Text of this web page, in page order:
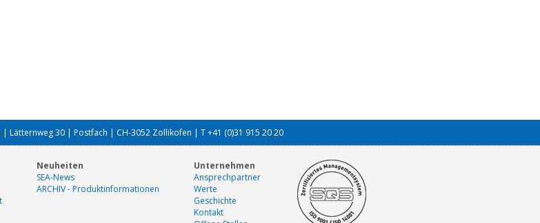
| Lätternweg 30 | Postfach | CH-3052 Zollikofen | T +41 (0)31 915 20 20
Neuheiten
SEA-News
ARCHIV - Produktinformationen
Unternehmen
Ansprechpartner
Werte
Geschichte
Kontakt